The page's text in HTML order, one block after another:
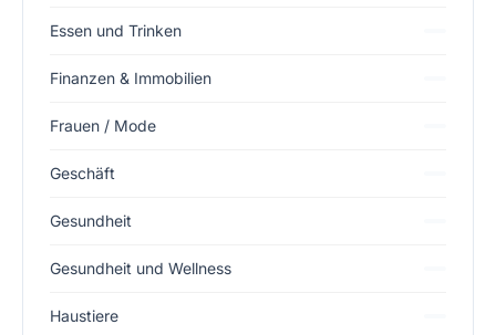
Essen und Trinken
Finanzen & Immobilien
Frauen / Mode
Geschäft
Gesundheit
Gesundheit und Wellness
Haustiere